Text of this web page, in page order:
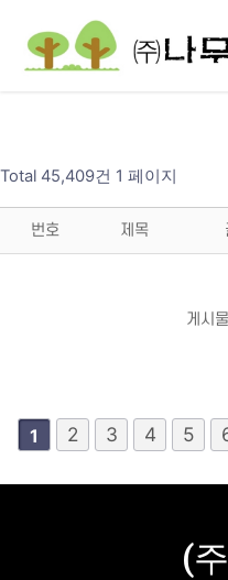
Total 45,409건 1 페이지
번호 제목
게시
1 2 3 4 5
(